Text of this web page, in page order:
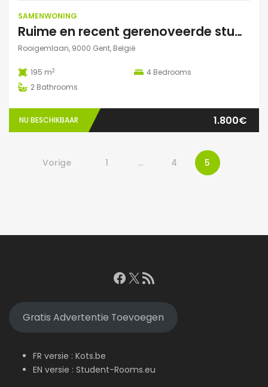
SAMENWONING
Ruime en recent gerenoveerde studentenwoning op toplocatie in Gent
Rooigemlaan, 9000 Gent, België
195 m2 4 Bedrooms
2 Bathrooms
NU BESCHIKBAAR 1.800€
Vorige 1 … 4 5
Facebook
X RSS feed
Gratis Advertentie Toevoegen
FR versie : Kots.be
EN versie : Student-Rooms.eu